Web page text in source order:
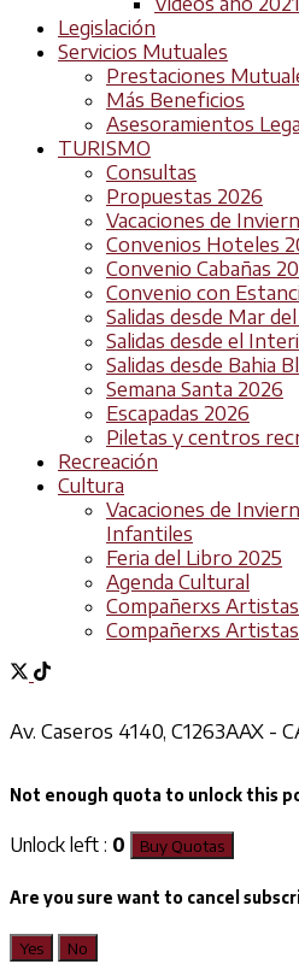
Legislación
Servicios Mutuales
Prestaciones
Más Beneficios
Asesoramientos
TURISMO
Consultas
Propuestas 2026
Vacaciones de
Convenios Hoteles
Convenio Cabañas
Convenio con
Salidas desde Mar
Salidas desde el
Salidas desde Bahia
Semana Santa 2026
Escapadas 2026
Piletas y centros
Recreación
Cultura
Vacaciones de
Infantiles
Feria del Libro 2025
Agenda Cultural
Compañerxs
Compañerxs
Av. Caseros 4140, C1263AAX -
Not enough quota to unlock this
Unlock left : 0 Buy Quotas
Are you sure want to cancel
Yes No